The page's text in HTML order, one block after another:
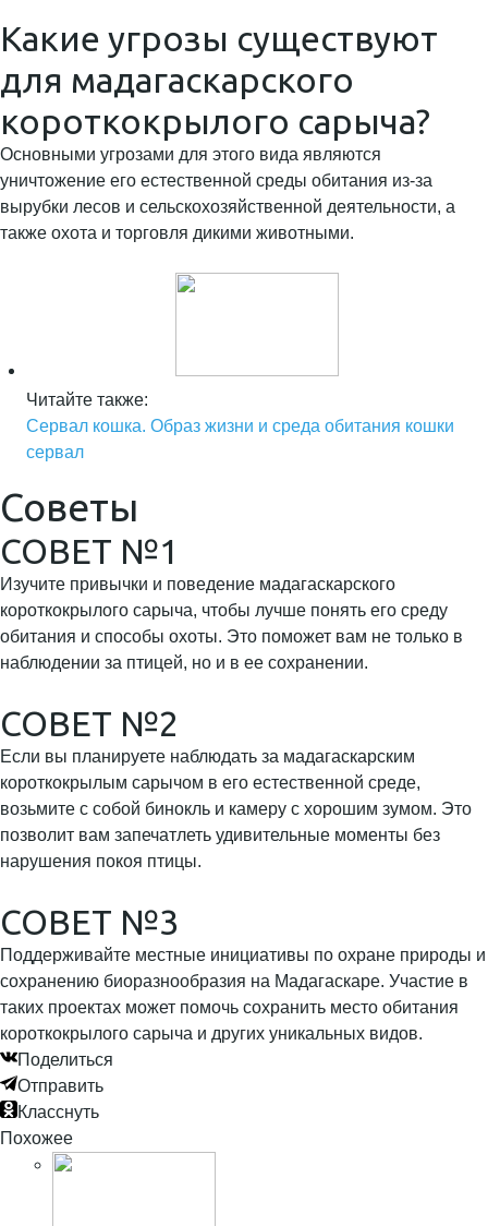
Какие угрозы существуют
для мадагаскарского
короткокрылого сарыча?
Основными угрозами для этого вида являются
уничтожение его естественной среды обитания из-за
вырубки лесов и сельскохозяйственной деятельности, а
также охота и торговля дикими животными.
Читайте также:
Сервал кошка. Образ жизни и среда обитания кошки
сервал
Советы
СОВЕТ №1
Изучите привычки и поведение мадагаскарского
короткокрылого сарыча, чтобы лучше понять его среду
обитания и способы охоты. Это поможет вам не только в
наблюдении за птицей, но и в ее сохранении.
СОВЕТ №2
Если вы планируете наблюдать за мадагаскарским
короткокрылым сарычом в его естественной среде,
возьмите с собой бинокль и камеру с хорошим зумом. Это
позволит вам запечатлеть удивительные моменты без
нарушения покоя птицы.
СОВЕТ №3
Поддерживайте местные инициативы по охране природы и
сохранению биоразнообразия на Мадагаскаре. Участие в
таких проектах может помочь сохранить место обитания
короткокрылого сарыча и других уникальных видов.
Поделиться
Отправить
Класснуть
Похожее